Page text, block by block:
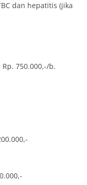
dan hepatitis (jika
750.000,-/b.